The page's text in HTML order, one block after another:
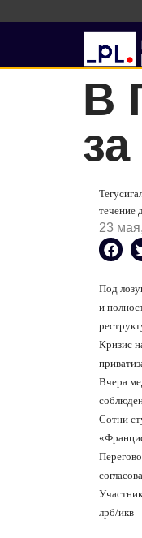
В
течение
23
Под
и
Кризис
Вчера
Сотни
лрб/икв